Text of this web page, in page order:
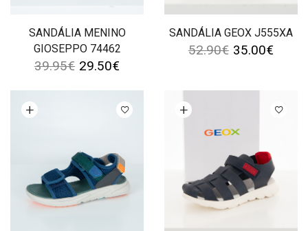
SANDÁLIA MENINO
GIOSEPPO 74462
39.95€ 29.50€
SANDÁLIA GEOX J555XA
52.90€ 35.00€
opções Ver opções